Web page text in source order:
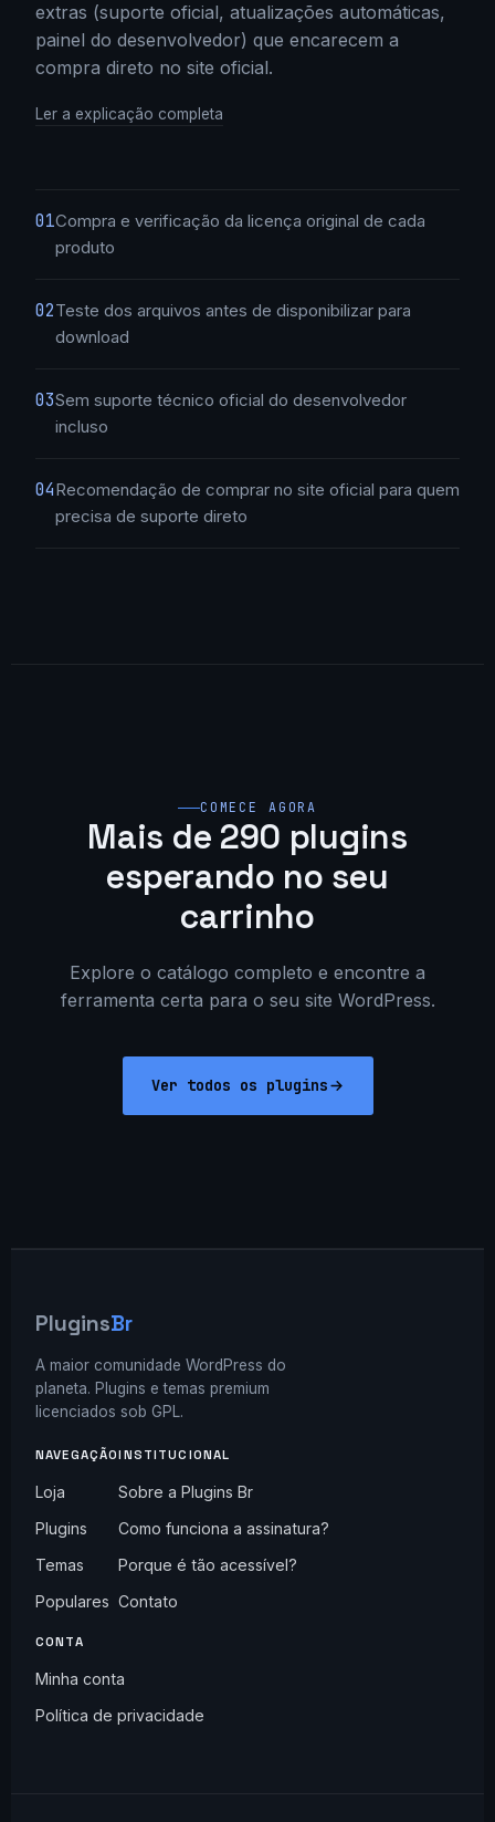
extras (suporte oficial, atualizações automáticas,
painel do desenvolvedor) que encarecem a
compra direto no site oficial.
Ler a explicação completa
01Compra e verificação da licença original de cada
produto
02Teste dos arquivos antes de disponibilizar para
download
03Sem suporte técnico oficial do desenvolvedor
incluso
04Recomendação de comprar no site oficial para quem
precisa de suporte direto
COMECE AGORA
Mais de 290 plugins
esperando no seu
carrinho
Explore o catálogo completo e encontre a
ferramenta certa para o seu site WordPress.
Ver todos os plugins
PluginsBr
A maior comunidade WordPress do
planeta. Plugins e temas premium
licenciados sob GPL.
NAVEGAÇÃO
Loja
Plugins
Temas
Populares
INSTITUCIONAL
Sobre a Plugins Br
Como funciona a assinatura?
Porque é tão acessível?
Contato
CONTA
Minha conta
Política de privacidade